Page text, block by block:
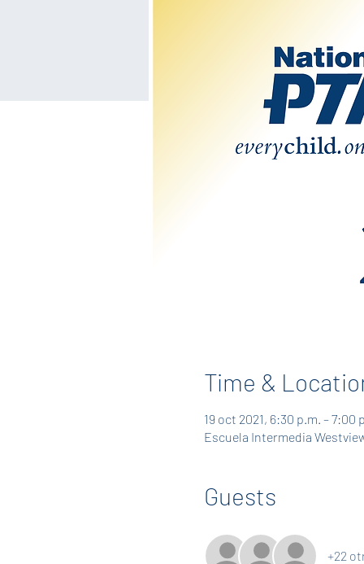
Time &
19 oct 2021, 6:30 p.m. – 7:00
Escuela Intermedia
Guests
+22